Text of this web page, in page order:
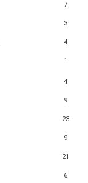
7
3
4
1
6
23
21
9
4
9